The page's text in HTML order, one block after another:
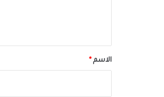
*الاسم *